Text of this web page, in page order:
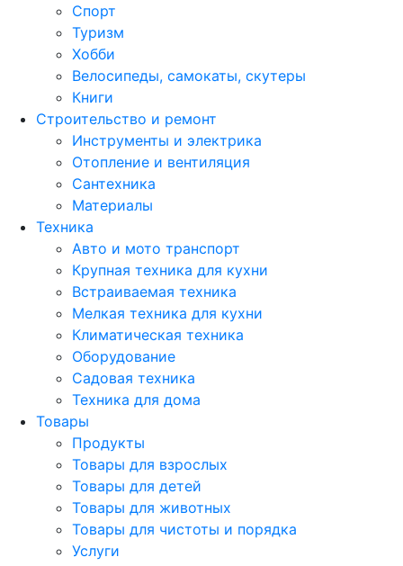
Спорт
Туризм
Хобби
Велосипеды, самокаты, скутеры
Книги
Строительство и ремонт
Инструменты и электрика
Отопление и вентиляция
Сантехника
Материалы
Техника
Авто и мото транспорт
Крупная техника для кухни
Встраиваемая техника
Мелкая техника для кухни
Климатическая техника
Оборудование
Садовая техника
Техника для дома
Товары
Продукты
Товары для взрослых
Товары для детей
Товары для животных
Товары для чистоты и порядка
Услуги